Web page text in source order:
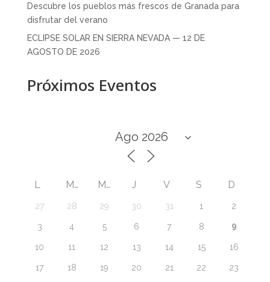
Descubre los pueblos más frescos de Granada para
disfrutar del verano
ECLIPSE SOLAR EN SIERRA NEVADA — 12 DE
AGOSTO DE 2026
Próximos Eventos
L M M J V S D
27 28 29 30 31 1 2
3 4 5 6 7 8 9
10 11 12 13 14 15 16
17 18 19 20 21 22 23